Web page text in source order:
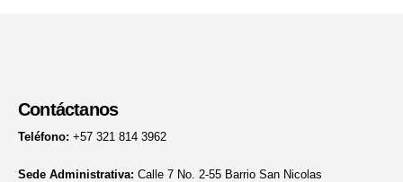
Contáctanos
Teléfono: +57 321 814 3962
Sede Administrativa: Calle 7 No. 2-55 Barrio San Nicolas